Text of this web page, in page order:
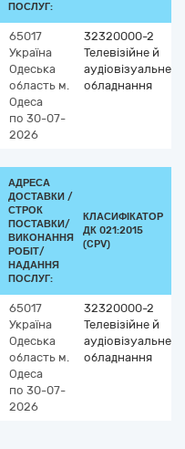
ПОСЛУГ:
65017
Україна
Одеська
область м.
Одеса
по 30-07-
2026
32320000-2
Телевізійне й
аудіовізуальне
обладнання
АДРЕСА
ДОСТАВКИ /
СТРОК
ПОСТАВКИ/
ВИКОНАННЯ
РОБІТ/
НАДАННЯ
ПОСЛУГ:
КЛАСИФІКАТОР
ДК 021:2015
(CPV)
65017
Україна
Одеська
область м.
Одеса
по 30-07-
2026
32320000-2
Телевізійне й
аудіовізуальне
обладнання